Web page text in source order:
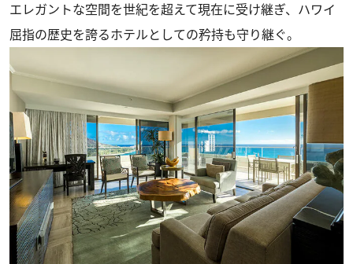
エレガントな空間を世紀を超えて現在に受け継ぎ、ハワイ
屈指の歴史を誇るホテルとしての矜持も守り継ぐ。